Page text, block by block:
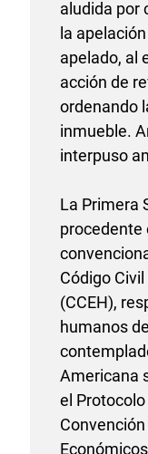
aludida por
la
apelado, al
acción de
ordenando
inmueble.
interpuso
La Primera
procedente
Código
(CCEH),
humanos
Americana
el